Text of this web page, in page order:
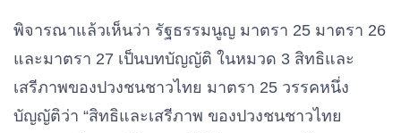
พิจารณาแล้วเห็นว่า รัฐธรรมนูญ มาตรา 25 มาตรา 26
และมาตรา 27 เป็นบทบัญญัติ ในหมวด 3 สิทธิและ
เสรีภาพของปวงชนชาวไทย มาตรา 25 วรรคหนึ่ง
บัญญัติว่า “สิทธิและเสรีภาพ ของปวงชนชาวไทย